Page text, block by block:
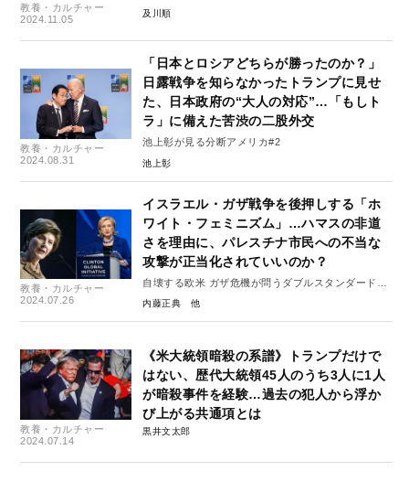
教養・カルチャー
2024.11.05
争 #1
及川順
教養・カルチャー
2024.08.31
「日本とロシアどちらが勝ったのか？」
日露戦争を知らなかったトランプに見せ
た、日本政府の“大人の対応”…「もしト
ラ」に備えた苦渋の二股外交
池上彰が見る分断アメリカ#2
池上彰
教養・カルチャー
2024.07.26
イスラエル・ガザ戦争を後押しする「ホ
ワイト・フェミニズム」…ハマスの非道
さを理由に、パレスチナ市民への不当な
攻撃が正当化されていいのか？
自壊する欧米 ガザ危機が問うダブルスタンダード
#2
内藤正典
教養・カルチャー
2024.07.14
《米大統領暗殺の系譜》トランプだけで
はない、歴代大統領45人のうち3人に1人
が暗殺事件を経験…過去の犯人から浮か
び上がる共通項とは
黒井文太郎